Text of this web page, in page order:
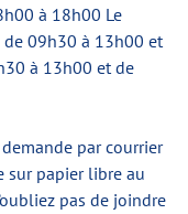
à 18h00 Le
de 09h30 à 13h00 et
à 13h00 et de
par courrier
sur papier libre au
pas de joindre